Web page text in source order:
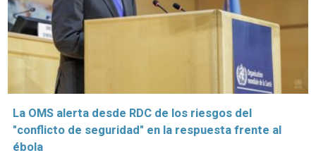
La OMS alerta desde RDC de los riesgos del
"conflicto de seguridad" en la respuesta frente al
ébola